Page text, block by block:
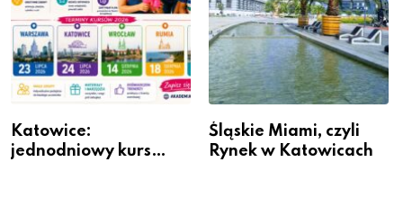
Katowice:
jednodniowy kurs
Śląskie Miami, czyli
Rynek w Katowicach